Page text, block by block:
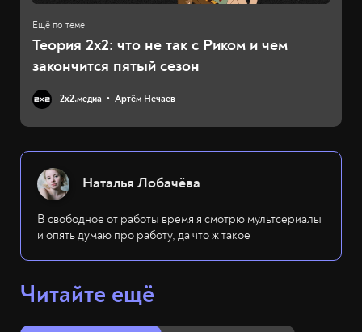
Теория 2х2: что не так с Риком и чем
закончится пятый сезон
2х2.медиа Артём Нечаев
Наталья Лобачёва
В свободное от работы время я смотрю мультсериалы
и опять думаю про работу, да что ж такое
Читайте ещё